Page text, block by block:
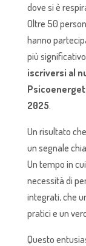
dove si è
Oltre 50
hanno
più
iscriversi al
2025.
Un risultato
un segnale
Un tempo in
necessità di
integrati, che
pratici e un
Questo